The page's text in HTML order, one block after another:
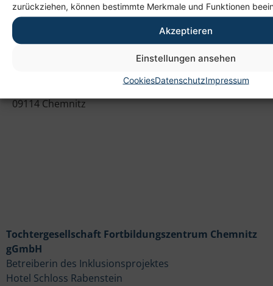
zurückziehen, können bestimmte Merkmale und Funktionen
Akzeptieren
Einstellungen ansehen
CookiesDatenschutzImpressum
Heim gemeinnützige GmbH
09114 Chemnitz
Tochtergesellschaft Fortbildungszentrum Chemnitz
gGmbH
Betreiberin des Inklusionsprojektes
Hotel Schloss Rabenstein